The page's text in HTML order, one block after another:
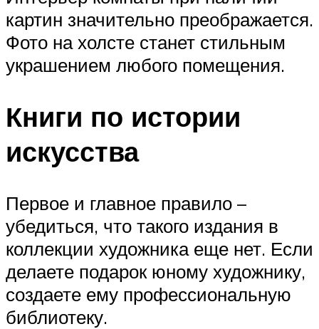
картин значительно преображается.
Фото на холсте станет стильным
украшением любого помещения.
Книги по истории
искусства
Первое и главное правило –
убедиться, что такого издания в
коллекции художника еще нет. Если
делаете подарок юному художнику,
создаете ему профессиональную
библиотеку.